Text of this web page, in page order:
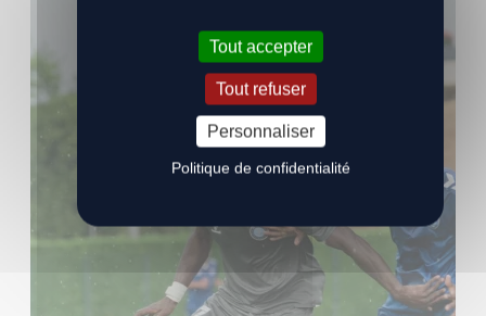
Tout accepter
Tout refuser
Personnaliser
Politique de confidentialité